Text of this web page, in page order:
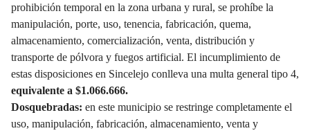
prohibición temporal en la zona urbana y rural, se prohíbe la
manipulación, porte, uso, tenencia, fabricación, quema,
almacenamiento, comercialización, venta, distribución y
transporte de pólvora y fuegos artificial. El incumplimiento de
estas disposiciones en Sincelejo conlleva una multa general tipo 4,
equivalente a $1.066.666.
Dosquebradas: en este municipio se restringe completamente el
uso, manipulación, fabricación, almacenamiento, venta y